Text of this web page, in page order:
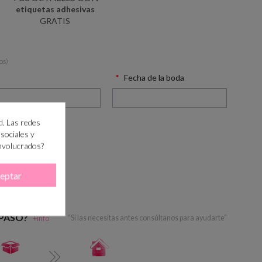
etiquetas adhesivas
GRATIS
Fecha de la boda
+info “Si las necesitas antes consúltanos para ayudarte”
Las redes
y